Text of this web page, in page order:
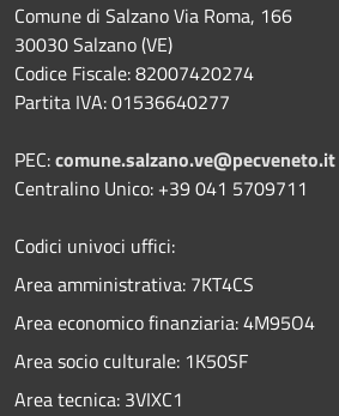
Comune di Salzano Via Roma, 166
30030 Salzano (VE)
Codice Fiscale: 82007420274
Partita IVA: 01536640277
PEC:comune.salzano.ve@pecveneto.it
Centralino Unico: +39 041 5709711
Codici univoci uffici:
Area amministrativa: 7KT4CS
Area economico finanziaria: 4M95O4
Area socio culturale: 1K50SF
Area tecnica: 3VIXC1